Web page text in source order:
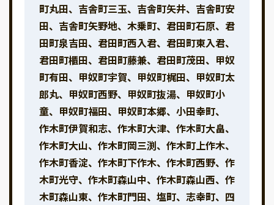
町丸田、吉舎町三玉、吉舎町矢井、吉舎町安
田、吉舎町矢野地、木乗町、君田町石原、君
田町泉吉田、君田町西入君、君田町東入君、
君田町櫃田、君田町藤兼、君田町茂田、甲奴
町有田、甲奴町宇賀、甲奴町梶田、甲奴町太
郎丸、甲奴町西野、甲奴町抜湯、甲奴町小
童、甲奴町福田、甲奴町本郷、小田幸町、
作木町伊賀和志、作木町大津、作木町大畠、
作木町大山、作木町岡三渕、作木町上作木、
作木町香淀、作木町下作木、作木町西野、作
木町光守、作木町森山中、作木町森山西、作
木町森山東、作木町門田、塩町、志幸町、四